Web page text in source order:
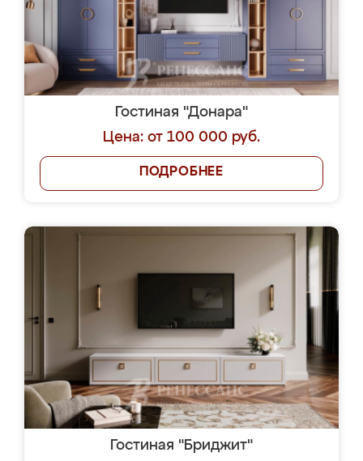
Гостиная "Донара"
Цена: от 100 000 руб.
ПОДРОБНЕЕ
Гостиная "Бриджит"